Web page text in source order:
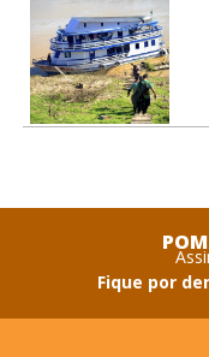
Fique por